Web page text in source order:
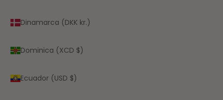
Dinamarca (DKK kr.)
Dominica (XCD $)
Ecuador (USD $)